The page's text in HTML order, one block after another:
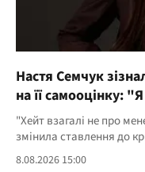
Настя Семчук
на її самооцінку:
"Хейт взагалі не про
змінила ставлення до
8.08.2026 15:00